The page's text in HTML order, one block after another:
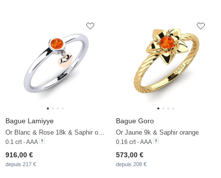
Bague Lamiyye
0.1 crt - AAA
916,00 €
depuis 217 €
Bague Goro
Or Jaune 9k & Saphir orange
0.16 crt - AAA
573,00 €
depuis 208 €